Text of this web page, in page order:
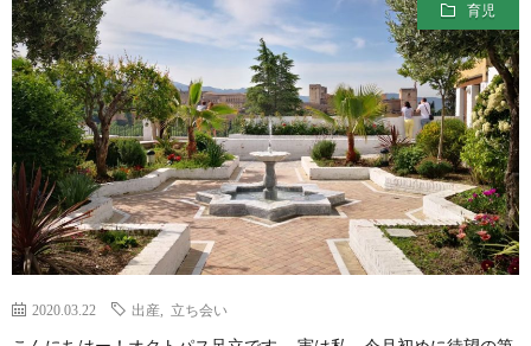
育児
2020.03.22 出産 立ち会い